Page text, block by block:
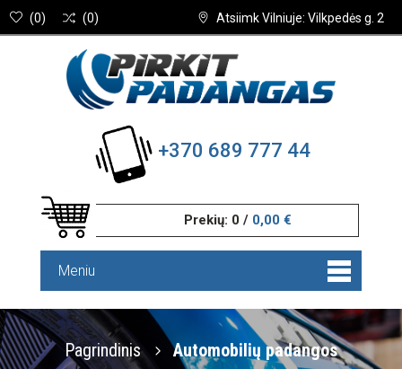
Atsiimk Vilniuje: Vilkpedės g. 2
(0) (0)
+370 689 777 44
Prekių: 0 / 0,00 €
Meniu
Pagrindinis Automobilių padangos